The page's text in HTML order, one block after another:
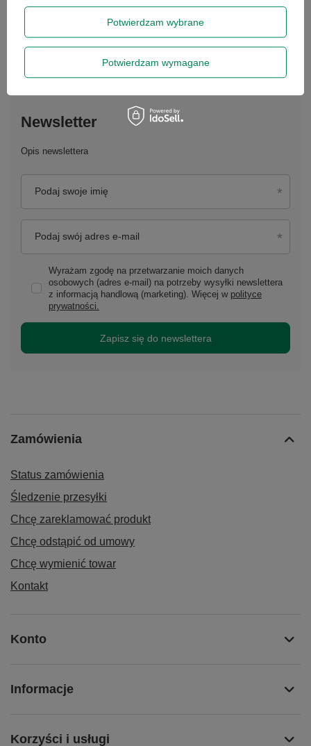
Newsletter
Opis newslettera
Podaj swoje imię
Podaj swój adres e-mail
Wyrażam zgodę na przetwarzanie moich danych
osobowych (adres e-mail) na potrzeby wysyłki newslettera
z informacją handlową (marketing). Więcej w polityce
prywatności.
Zapisz się do newslettera
Zamówienia
Status zamówienia
Śledzenie przesyłki
Chcę zareklamować produkt
Chcę odstąpić od umowy
Chcę wymienić towar
Kontakt
Konto
Informacje
Korzyści i usługi
Potwierdzam wybrane
Potwierdzam wymagane